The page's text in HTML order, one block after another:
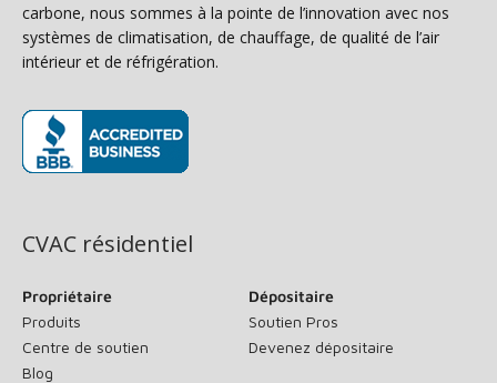
carbone, nous sommes à la pointe de l’innovation avec nos
systèmes de climatisation, de chauffage, de qualité de l’air
intérieur et de réfrigération.
CVAC résidentiel
Propriétaire
Produits
Centre de soutien
Blog
Dépositaire
Soutien Pros
Devenez dépositaire